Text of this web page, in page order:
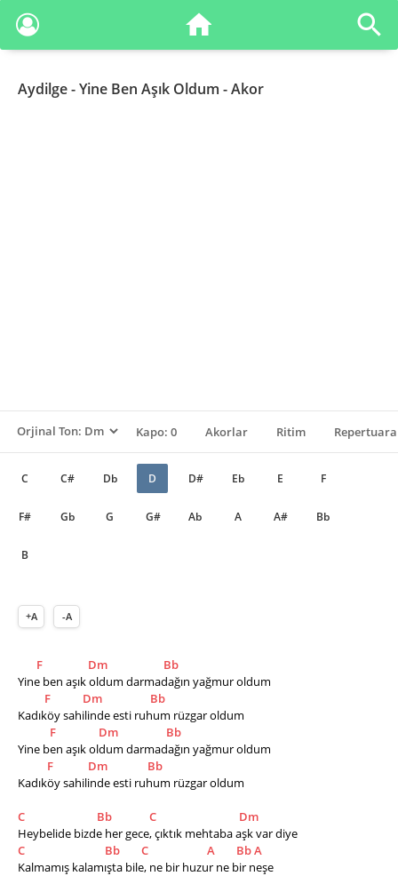
Aydilge- Yine Ben Aşık Oldum - Akor
Kapo: 0 Akorlar Ritim
C C# Db D D# Eb E F
F# Gb G G# Ab A A# Bb
B
+A -A
F Dm
Bb
Yine ben aşık oldum darmadağın yağmur oldum
F
Dm
Bb
Kadıköy sahilinde esti ruhum rüzgar oldum
F
Dm
Bb
Yine ben aşık oldum darmadağın yağmur oldum
F
Dm
Bb
Kadıköy sahilinde esti ruhum rüzgar oldum
C Bb C
Dm
Heybelide bizde her gece, çıktık mehtaba aşk var diye
C
Bb C A BbA
Kalmamış kalamışta bile, ne bir huzur ne bir neşe